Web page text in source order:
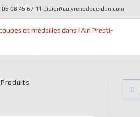
08 45 67 11 didier@cuivreriedecerdon.com
Produits